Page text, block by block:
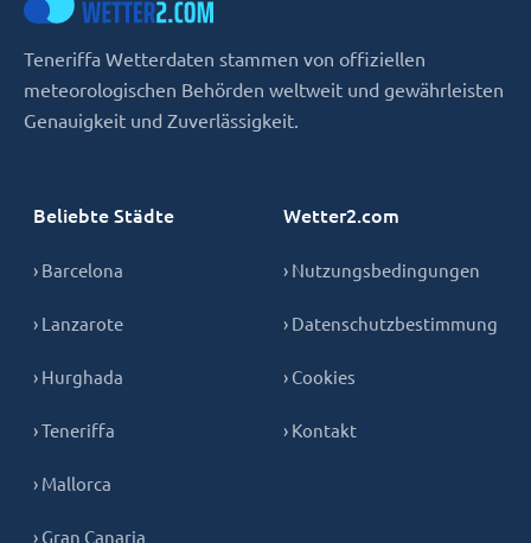
Teneriffa Wetterdaten stammen von offiziellen
meteorologischen Behörden weltweit und gewährleisten
Genauigkeit und Zuverlässigkeit.
Beliebte Städte
› Barcelona
› Lanzarote
› Hurghada
› Teneriffa
› Mallorca
› Gran Canaria
Wetter2.com
› Nutzungsbedingungen
› Datenschutzbestimmung
› Cookies
› Kontakt